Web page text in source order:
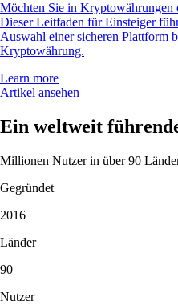
Möchten Sie in Kryptowährungen
Dieser Leitfaden für Einsteiger
Auswahl einer sicheren Plattform
Kryptowährung.
Learn more
Artikel ansehen
Ein weltweit
Millionen Nutzer in über 90
Gegründet
2016
Länder
90
Nutzer